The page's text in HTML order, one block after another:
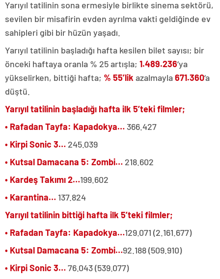
Yarıyıl tatilinin sona ermesiyle birlikte sinema sektörü,
sevilen bir misafirin evden ayrılma vakti geldiğinde ev
sahipleri gibi bir hüzün yaşadı.
Yarıyıl tatilinin başladığı hafta kesilen bilet sayısı; bir
önceki haftaya oranla % 25 artışla; 1.489.236‘ya
yükselirken, bittiği hafta; % 55’lik azalmayla671.360‘a
düştü.
Yarıyıl tatilinin başladığı hafta ilk 5’teki filmler;
• Rafadan Tayfa: Kapadokya…366.427
• Kirpi Sonic 3… 245.039
• Kutsal Damacana 5: Zombi… 218.602
• Kardeş Takımı 2…199.602
• Karantina… 137.824
Yarıyıl tatilinin bittiği hafta ilk 5’teki filmler;
• Rafadan Tayfa: Kapadokya…129.071 (2.161.677)
• Kutsal Damacana 5: Zombi…92.188 (509.910)
• Kirpi Sonic 3…76.043 (539.077)